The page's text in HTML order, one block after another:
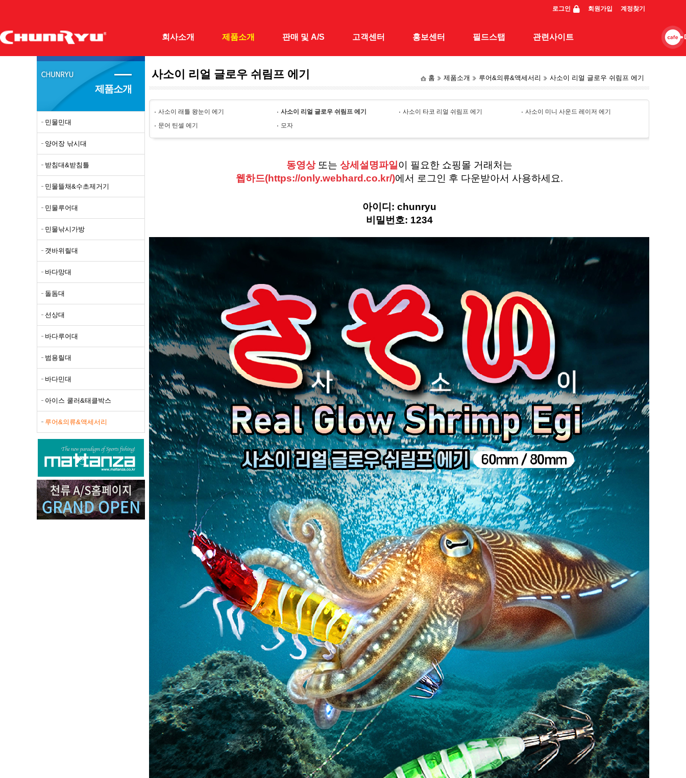
로그인 회원가입 계정찾기
회사소개
(주)천류
회사개요
조직도
제품소개
민물민대
양어장 낚시대
받침대&받침틀
바다민대
아이스 쿨러&태클박스
루어&의류&액세서리
판매 및 A/S
전국 A/S · 판매점
고객센터
1:1 문의
홍보센터
홍보센터
홍보동영상
필드스탭
스탭조행기
동영상
일반조행기
관련사이트
관련사이트
사소이 리얼 글로우 쉬림프 에기 홈 제품소개 루어&의류&액세서리 사소이 리얼 글로우 쉬림프 에기
사소이 래틀 왕눈이 에기 사소이 리얼 글로우 쉬림프 에기 사소이 타코 리얼 쉬림프 에기
사소이 미니 사운드 레이저 에기
문어 틴셀 에기
모자
제품소개
민물민대
양어장 낚시대
받침대&받침틀
민물뜰채&수초제거기
민물루어대
민물낚시가방
갯바위릴대
바다망대
돌돔대
선상대
바다루어대
범용릴대
바다민대
아이스 쿨러&태클박스
루어&의류&액세서리
동영상또는 상세설명파일 이 필요한 쇼핑몰 거래처는
웹하드(https://only.webhard.co.kr/)에서 로그인 후 다운받아서 사용하세요.
아이디: chunryu
비밀번호: 1234